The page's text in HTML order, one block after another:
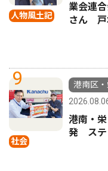
人物風土記
業会連
さん 戸
9
社会
港南区
港南・
発 ステ